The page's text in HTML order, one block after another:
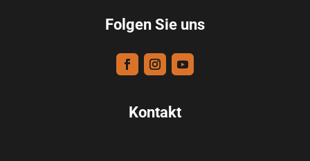
Folgen Sie uns
Kontakt